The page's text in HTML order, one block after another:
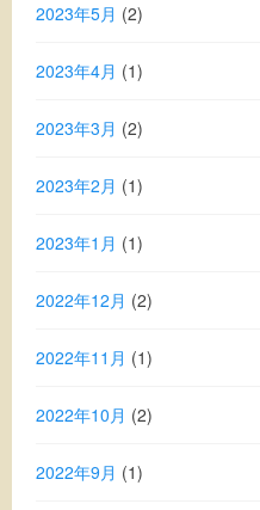
2023年5月 (2)
2023年4月 (1)
2023年3月 (2)
2023年2月 (1)
2023年1月 (1)
2022年12月 (2)
2022年11月 (1)
2022年10月 (2)
2022年9月 (1)